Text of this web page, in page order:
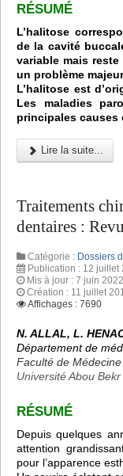
RÉSUMÉ
L’halitose
de la cavité
variable mais
un problème
L’halitose est
Les maladies
principales causes
Lire la suite...
Traitements
dentaires :
Catégorie : Dossiers
Publication : 12 juillet
Mis à jour : 7 juin 2022
Création : 11 juillet
Affichages : 7690
N. ALLAL, L.
Département de
Faculté de Médecine
Université Abou
RÉSUMÉ
Depuis quelques
attention
pour l’apparence